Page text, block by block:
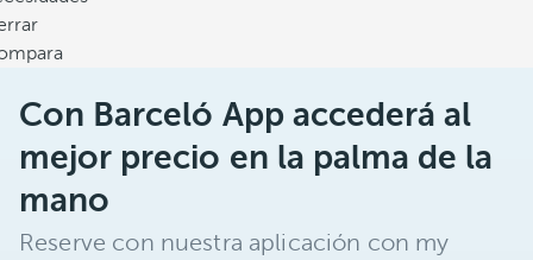
Con Barceló App accederá al
mejor precio en la palma de la
mano
Reserve con nuestra aplicación con my